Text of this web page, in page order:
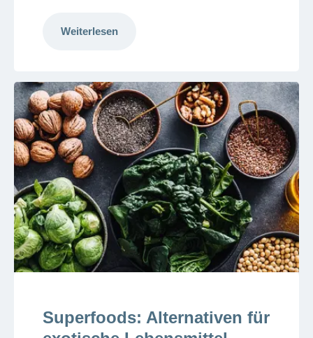
Weiterlesen
Superfoods: Alternativen für